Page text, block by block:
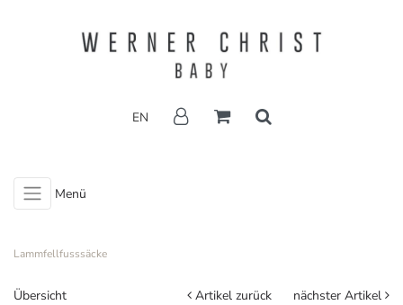
EN
Menü
Lammfellfusssäcke
Übersicht Artikel zurück nächster Artikel